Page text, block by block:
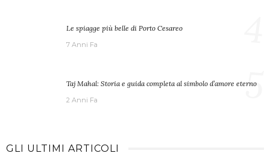
Le spiagge più belle di Porto Cesareo
7 Anni Fa
Taj Mahal: Storia e guida completa al simbolo d’amore eterno
2 Anni Fa 5
GLI ULTIMI ARTICOLI